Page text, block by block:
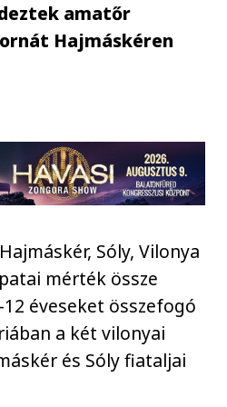
amatőr
Hajmáskéren
Sóly, Vilonya
mérték össze
éveseket összefogó
a két vilonyai
és Sóly fiataljai